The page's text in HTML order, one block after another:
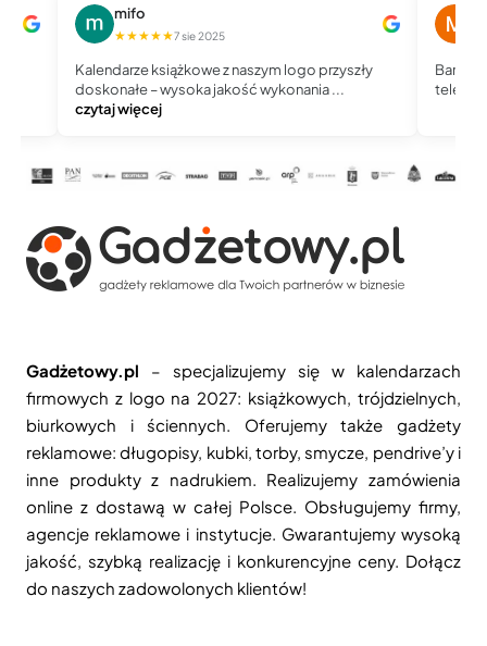
mifo
★★★★★7 sie 2025
Kalendarze książkowe z naszym logo przyszły
doskonałe – wysoka jakość wykonania ...
czytaj więcej
Bardzo
Gadżetowy.pl – specjalizujemy się w kalendarzach
firmowych z logo na 2027: książkowych, trójdzielnych,
biurkowych i ściennych. Oferujemy także gadżety
reklamowe: długopisy, kubki, torby, smycze, pendrive’y i
inne produkty z nadrukiem. Realizujemy zamówienia
online z dostawą w całej Polsce. Obsługujemy firmy,
agencje reklamowe i instytucje. Gwarantujemy wysoką
jakość, szybką realizację i konkurencyjne ceny. Dołącz
do naszych zadowolonych klientów!